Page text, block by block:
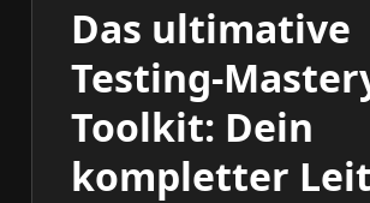
Das ultimative
Testing-
Toolkit: Dein
kompletter